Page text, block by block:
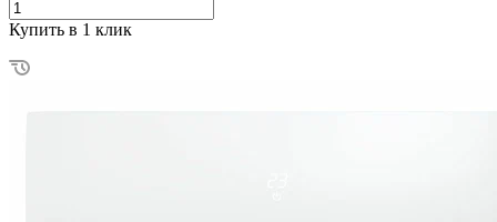
Купить в 1 клик